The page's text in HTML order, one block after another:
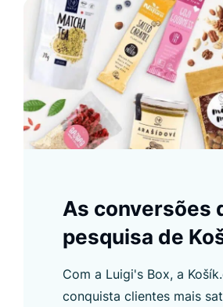
As conversões
pesquisa de
aumentaram
10,5%
Com a Luigi's Box, a
conquista clientes mais